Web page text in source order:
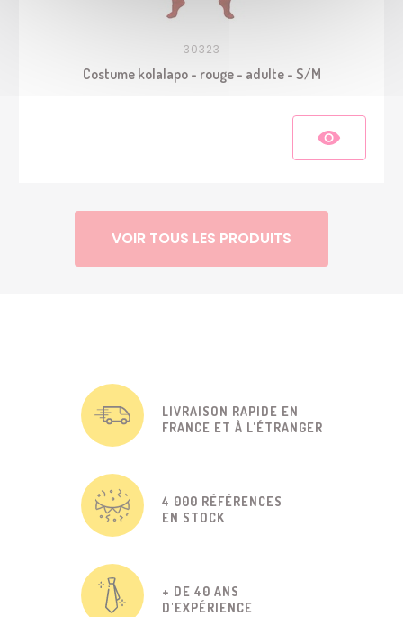
30323
Costume kolalapo - rouge - adulte - S/M
VOIR TOUS LES PRODUITS
LIVRAISON RAPIDE EN
FRANCE ET À L'ÉTRANGER
4 000 RÉFÉRENCES
EN STOCK
+ DE 40 ANS
D'EXPÉRIENCE